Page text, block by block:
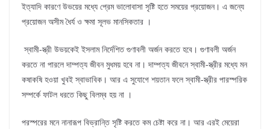
ইত্যাদি কারণে উভয়ের মধ্যে প্রেম ভালোবাসা সৃষ্টি হতে সময়ের প্রয়োজন। এ জন্যে
প্রয়োজন অসীম ধৈর্য ও ক্ষমা সূলভ মানসিকতার ।
স্বামী-স্ত্রী উভয়কেই ইসলাম নির্দেশিত গুণাবলী অর্জন করতে হবে। গুণাবলী অর্জন
করতে না পারলে দাম্পত্য জীবন মুধময় হবে না। দাম্পত্য জীবনে স্বামী-স্ত্রীর মধ্যে মন
কষাকষি হওয়া খুবই স্বাভাবিক। আর এ সুযোগে শয়তান ফলে স্বামী-স্ত্রীর পারস্পরিক
সম্পর্কে ফাটল ধরতে কিছু বিলম্ব হয় না ।
পরস্পরের মনে নানারূপ বিভ্রান্তি সৃষ্টি করতে কম চেষ্টা করে না। আর এরই মেয়েরা